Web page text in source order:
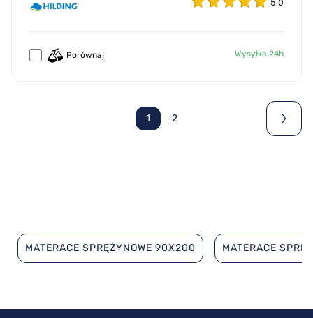
5.0
Porównaj Wysyłka 24h
1 2
MATERACE SPRĘŻYNOWE 90X200 MATERACE